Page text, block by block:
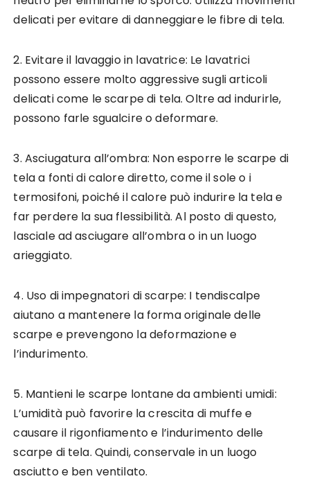
delicati per evitare di danneggiare le fibre di tela.
2. Evitare il lavaggio in lavatrice: Le lavatrici
possono essere molto aggressive sugli articoli
delicati come le scarpe di tela. Oltre ad indurirle,
possono farle sgualcire o deformare.
3. Asciugatura all’ombra: Non esporre le scarpe di
tela a fonti di calore diretto, come il sole o i
termosifoni, poiché il calore può indurire la tela e
far perdere la sua flessibilità. Al posto di questo,
lasciale ad asciugare all’ombra o in un luogo
arieggiato.
4. Uso di impegnatori di scarpe: I tendiscalpe
aiutano a mantenere la forma originale delle
scarpe e prevengono la deformazione e
l’indurimento.
5. Mantieni le scarpe lontane da ambienti umidi:
L’umidità può favorire la crescita di muffe e
causare il rigonfiamento e l’indurimento delle
scarpe di tela. Quindi, conservale in un luogo
asciutto e ben ventilato.